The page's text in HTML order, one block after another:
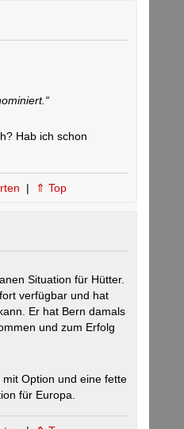
Hab ich schon
| ⇑ Top
Situation für Hütter.
verfügbar und hat
Er hat Bern damals
und zum Erfolg
Option und eine fette
für Europa.